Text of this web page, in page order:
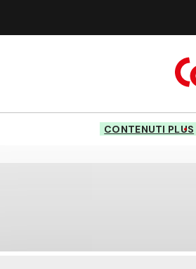
CONTENUTI PLUS